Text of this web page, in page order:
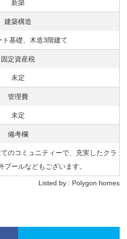
新築
建築構造
ト基礎、木造3階建て
固定資産税
未定
管理費
未定
備考欄
のコミュニティーで、充実したクラ
プールなどもございます。
Listed by : Polygon homes